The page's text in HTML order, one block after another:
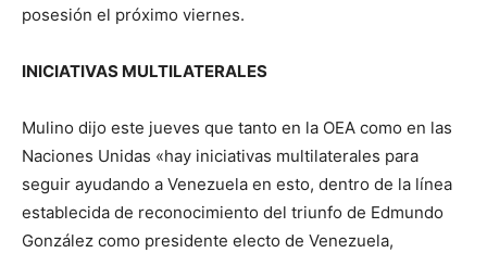
posesión el próximo viernes.
INICIATIVAS MULTILATERALES
Mulino dijo este jueves que tanto en la OEA como en las
Naciones Unidas «hay iniciativas multilaterales para
seguir ayudando a Venezuela en esto, dentro de la línea
establecida de reconocimiento del triunfo de Edmundo
González como presidente electo de Venezuela,